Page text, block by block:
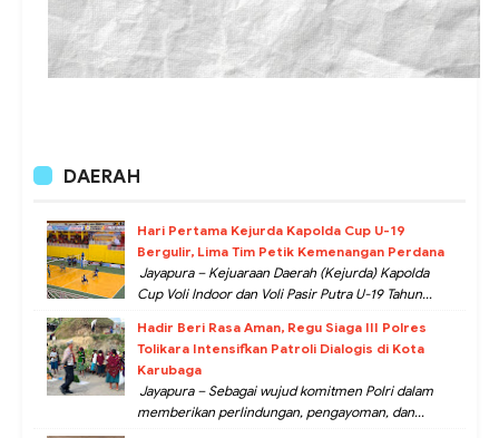
DAERAH
Hari Pertama Kejurda Kapolda Cup U-19
Bergulir, Lima Tim Petik Kemenangan Perdana
Jayapura – Kejuaraan Daerah (Kejurda) Kapolda
Cup Voli Indoor dan Voli Pasir Putra U-19 Tahun...
Hadir Beri Rasa Aman, Regu Siaga III Polres
Tolikara Intensifkan Patroli Dialogis di Kota
Karubaga
Jayapura – Sebagai wujud komitmen Polri dalam
memberikan perlindungan, pengayoman, dan...